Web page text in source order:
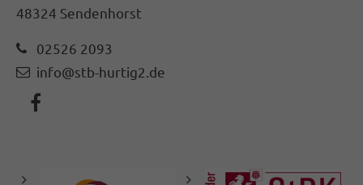
48324 Sendenhorst
02526 2093
info@stb-hurtig2.de